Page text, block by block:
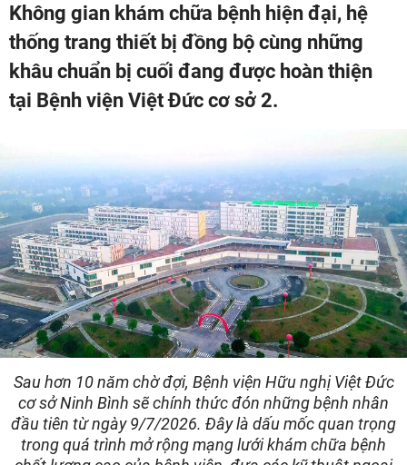
Không gian khám chữa bệnh hiện đại, hệ
thống trang thiết bị đồng bộ cùng những
khâu chuẩn bị cuối đang được hoàn thiện
tại Bệnh viện Việt Đức cơ sở 2.
Sau hơn 10 năm chờ đợi, Bệnh viện Hữu nghị Việt Đức
cơ sở Ninh Bình sẽ chính thức đón những bệnh nhân
đầu tiên từ ngày 9/7/2026. Đây là dấu mốc quan trọng
trong quá trình mở rộng mạng lưới khám chữa bệnh